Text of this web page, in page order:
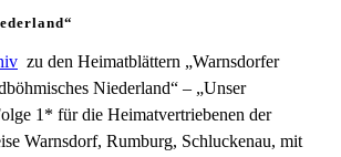
zu den Heimatblättern „Warnsdorfer
Niederland“ – „Unser
1* für die Heimatvertriebenen der
Warnsdorf, Rumburg, Schluckenau, mit